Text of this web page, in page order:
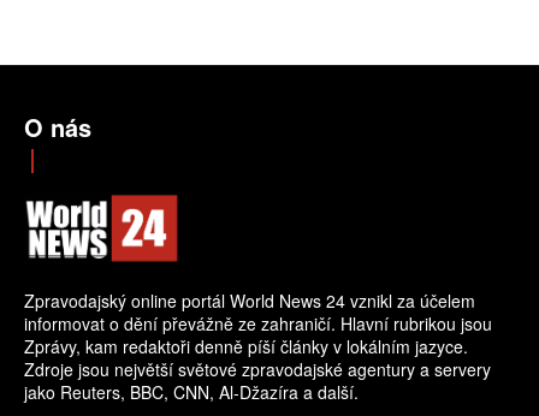
O nás
Zpravodajský online portál World News 24 vznikl za účelem
informovat o dění převážně ze zahraničí. Hlavní rubrikou jsou
Zprávy, kam redaktoři denně píší články v lokálním jazyce.
Zdroje jsou největší světové zpravodajské agentury a servery
jako Reuters, BBC, CNN, Al-Džazíra a další.